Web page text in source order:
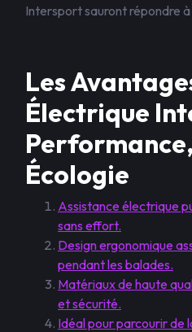
Intersport sauront répondre
Les
Électrique
Écologie
Assistance électrique
sans effort.
Design ergonomique
pendant les balades.
Matériaux de haute
et sécurité.
Idéal pour parcourir de